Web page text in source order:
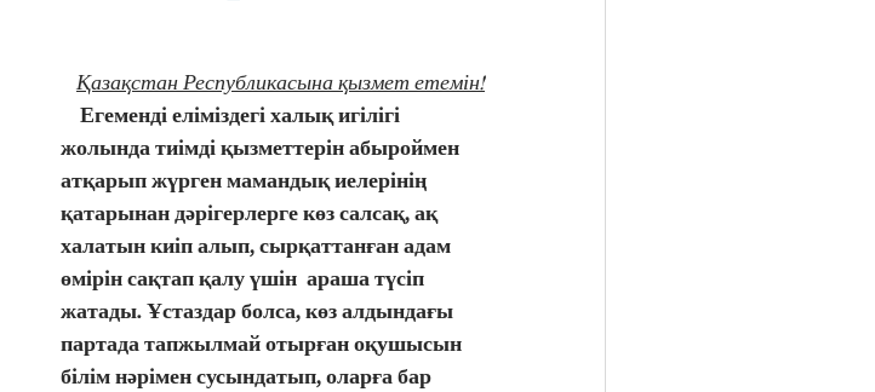
Қазақстан Республикасына қызмет етемін!
жолында тиімді қызметтерін абыроймен
атқарып жүрген мамандық иелерінің
қатарынан дәрігерлерге көз салсақ, ақ
халатын киіп алып, сырқаттанған адам
өмірін сақтап қалу үшін  араша түсіп
жатады. Ұстаздар болса, көз алдындағы
партада тапжылмай отырған оқушысын
білім нәрімен сусындатып, оларға бар